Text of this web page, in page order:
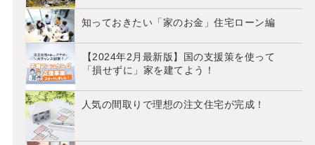
知っておきたい「家のお金」住宅ローン編
【2024年2月最新版】国の支援策を使って
「損せずに」家を建てよう！
人気の間取りで理想の注文住宅が完成！